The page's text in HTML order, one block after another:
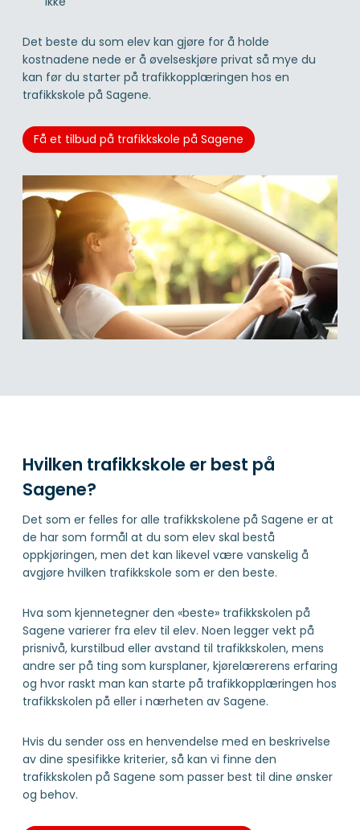
Det beste du som elev kan gjøre for å holde
kostnadene nede er å øvelseskjøre privat så mye du
kan før du starter på trafikkopplæringen hos en
trafikkskole på Sagene.
Få et tilbud på trafikkskole på Sagene
Hvilken trafikkskole er best på
Sagene?
Det som er felles for alle trafikkskolene på Sagene er at
de har som formål at du som elev skal bestå
oppkjøringen, men det kan likevel være vanskelig å
avgjøre hvilken trafikkskole som er den beste.
Hva som kjennetegner den «beste» trafikkskolen på
Sagene varierer fra elev til elev. Noen legger vekt på
prisnivå, kurstilbud eller avstand til trafikkskolen, mens
andre ser på ting som kursplaner, kjørelærerens erfaring
og hvor raskt man kan starte på trafikkopplæringen hos
trafikkskolen på eller i nærheten av Sagene.
Hvis du sender oss en henvendelse med en beskrivelse
av dine spesifikke kriterier, så kan vi finne den
trafikkskolen på Sagene som passer best til dine ønsker
og behov.